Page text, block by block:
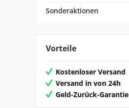
Sonderaktionen
Vorteile
Kostenloser Versand
Versand in von 24h
Geld-Zurück-Garantie